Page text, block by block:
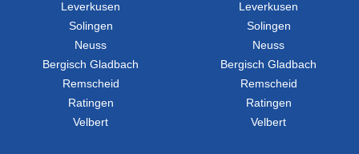
Leverkusen
Solingen
Neuss
Bergisch Gladbach
Remscheid
Ratingen
Velbert
Leverkusen
Solingen
Neuss
Bergisch Gladbach
Remscheid
Ratingen
Velbert